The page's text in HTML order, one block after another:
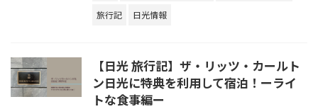
旅行記
日光情報
【日光 旅行記】ザ・リッツ・カールト
ン日光に特典を利用して宿泊！ーライ
トな食事編ー